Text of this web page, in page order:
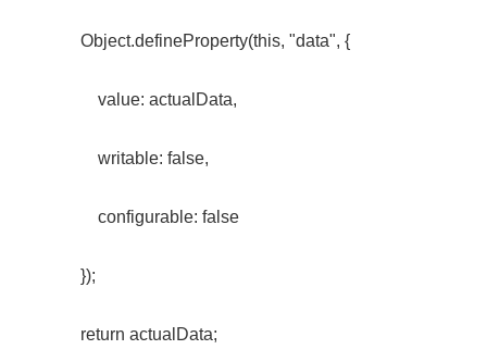
Object.defineProperty(this, "data", {
value: actualData,
writable: false,
configurable: false
});
return actualData;